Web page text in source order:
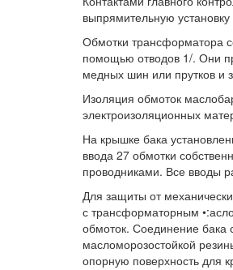
выпрямительную
Обмотки трансформатора
помощью отводов 1/. Они
медных шин или прутков и
Изоляция обмоток
электроизоляционных
На крышке бака
ввода 27 обмотки
проводниками. Все вводы
Для защиты от
с трансформаторным
обмоток. Соединение бака
масломорозостойкой
опорную поверхность для